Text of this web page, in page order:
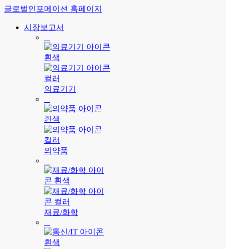
글로벌인포메이션 홈페이지
시장보고서
의료기기
의약품
재료/화학